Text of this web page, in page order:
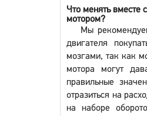
Что менять вместе
мотором?
Мы
двигателя
мозгами, так как
мотора могут
правильные
отразиться на
на наборе